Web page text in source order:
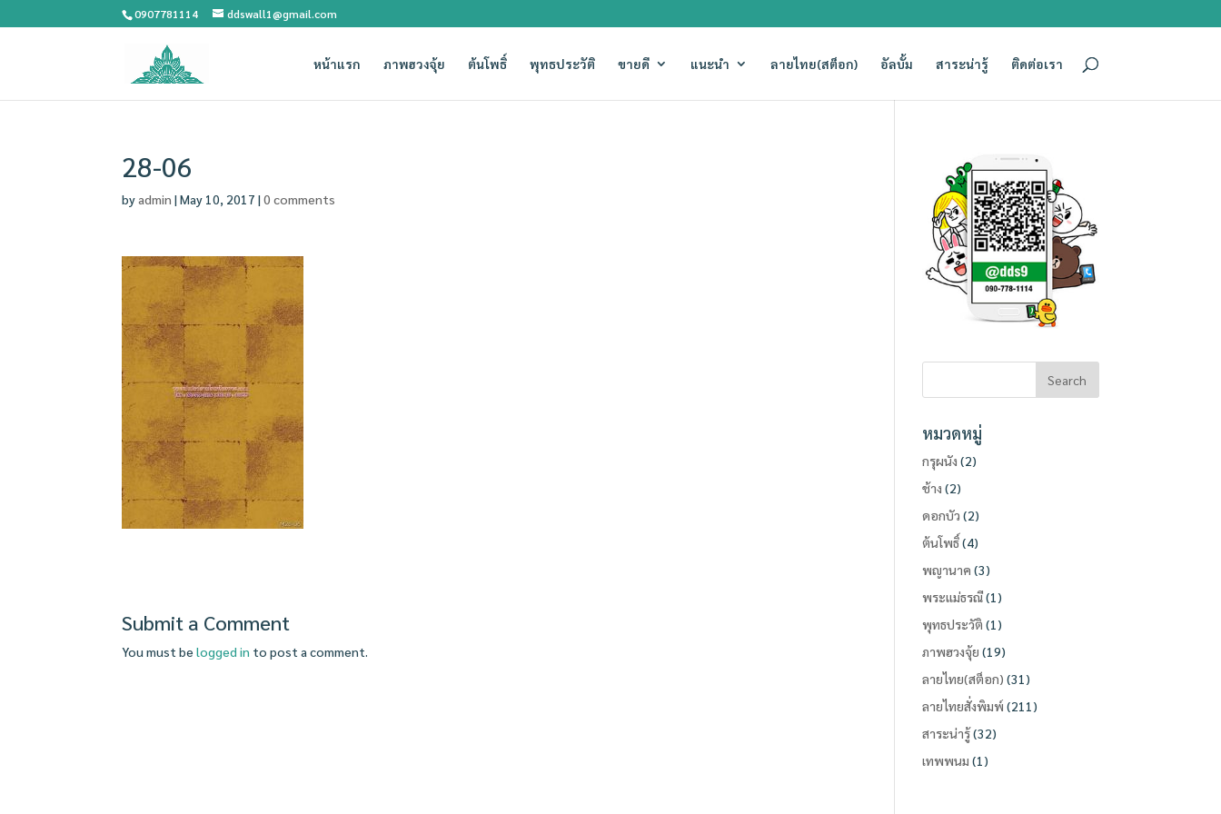
0907781114 ddswall1@gmail.com
หน้าแรก ภาพฮวงจุ้ย ต้นโพธิ์ พุทธประวัติ ขายดี แนะนำ ลายไทย(สต็อก) อัลบั้ม สาระน่ารู้ ติดต่อเรา
28-06
byadmin |May 10, 2017 |0 comments
Submit a Comment
You must belogged in to post a comment.
หมวดหมู่
กรุผนัง (2)
ช้าง (2)
ดอกบัว (2)
ต้นโพธิ์(4)
พญานาค (3)
พระแม่ธรณี(1)
พุทธประวัติ (1)
ภาพฮวงจุ้ย (19)
ลายไทย(สต็อก) (31)
ลายไทยสั่งพิมพ์ (211)
สาระน่ารู้(32)
เทพพนม (1)